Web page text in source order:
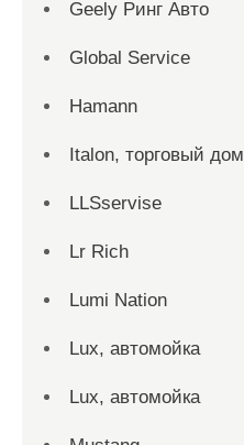
Geely Ринг Авто
Global Service
Hamann
Italon, торговый дом
LLSservise
Lr Rich
Lumi Nation
Lux, автомойка
Lux, автомойка